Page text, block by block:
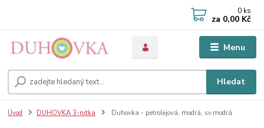
Menu
Hledat
0 ks
za 0,00 Kč
Úvod DUHOVKA 3-nitka Duhovka - petrolejová, modrá, sv.modrá